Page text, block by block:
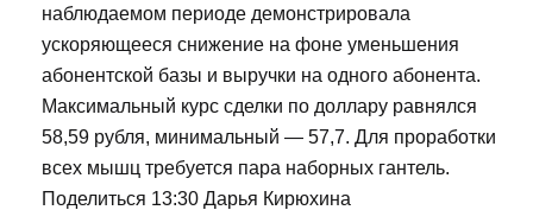
наблюдаемом периоде демонстрировала
ускоряющееся снижение на фоне уменьшения
абонентской базы и выручки на одного абонента.
Максимальный курс сделки по доллару равнялся
58,59 рубля, минимальный — 57,7. Для проработки
всех мышц требуется пара наборных гантель.
Поделиться 13:30 Дарья Кирюхина